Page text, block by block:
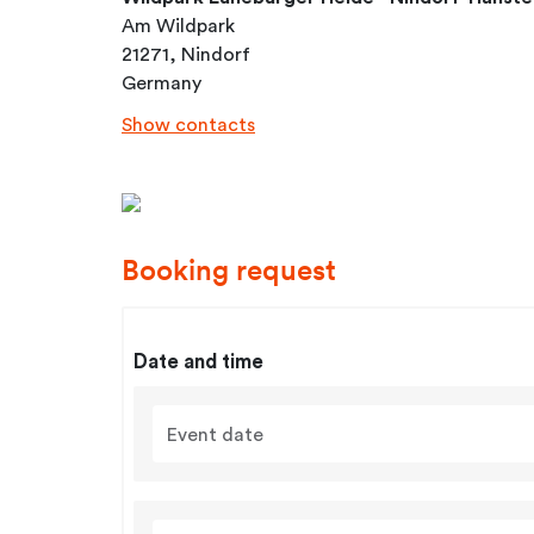
Am Wildpark
21271, Nindorf
Germany
Show contacts
Booking request
Date and time
Event date